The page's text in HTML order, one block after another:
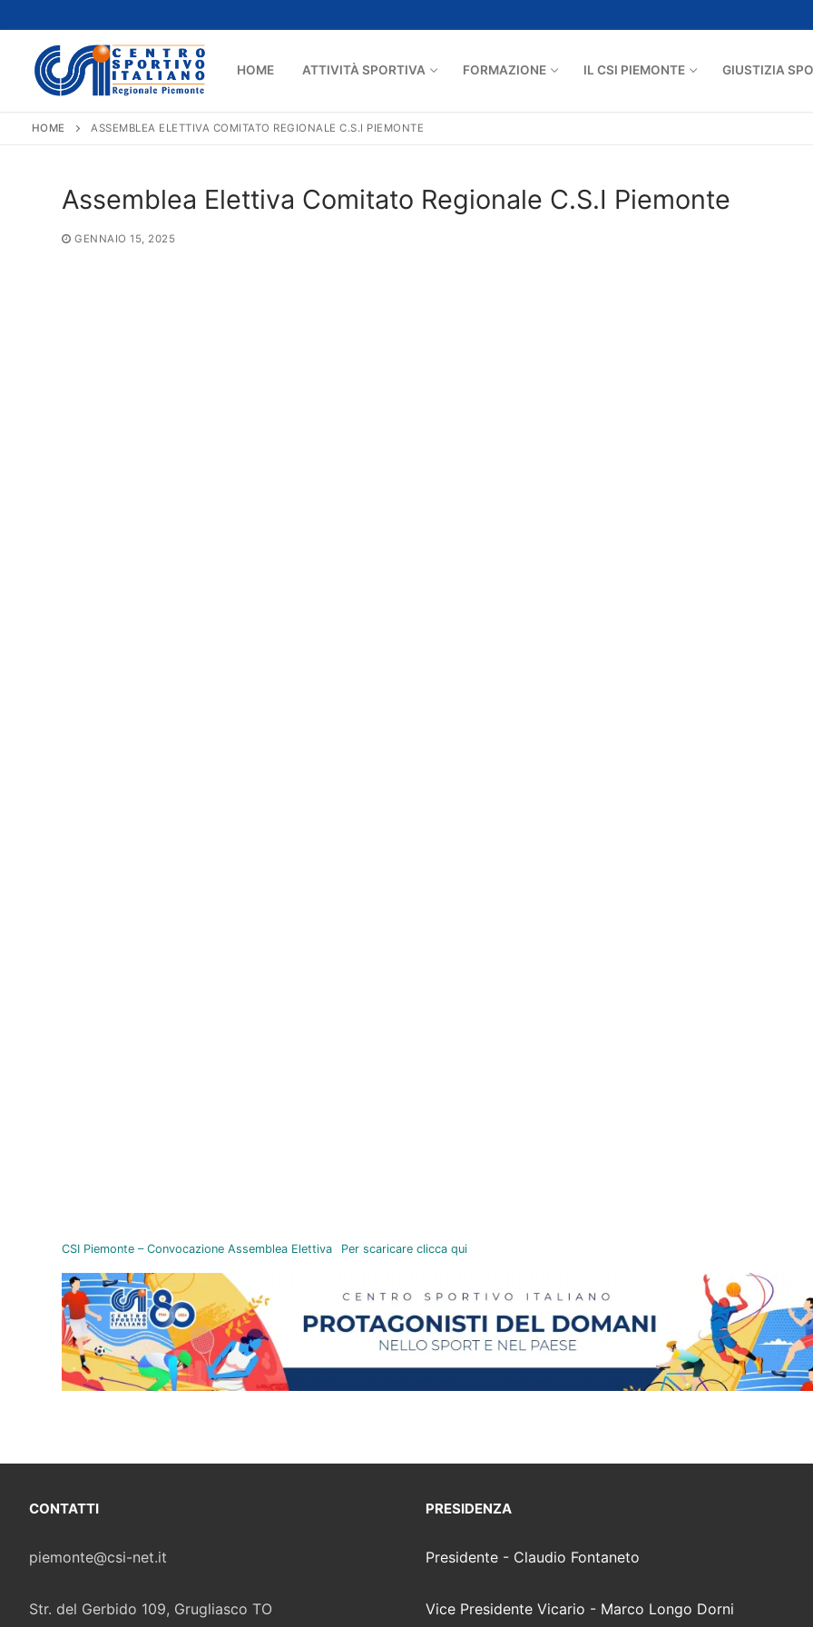
al
contenuto
HOME ATTIVITÀ SPORTIVA FORMAZIONE IL CSI PIEMONTE GIUSTIZIA
HOME ASSEMBLEA ELETTIVA COMITATO REGIONALE C.S.I PIEMONTE
Assemblea Elettiva Comitato Regionale C.S.I Piemonte
GENNAIO 15, 2025
CSI Piemonte – Convocazione Assemblea Elettiva Per scaricare clicca qui
CONTATTI
piemonte@csi-net.it
Str. del Gerbido 109, Grugliasco TO
PRESIDENZA
Presidente - Claudio Fontaneto
Vice Presidente Vicario - Marco Longo Dorni